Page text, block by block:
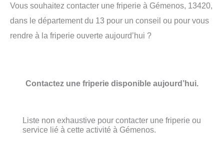
Vous souhaitez contacter une friperie à Gémenos, 13420,
dans le département du 13 pour un conseil ou pour vous
rendre à la friperie ouverte aujourd’hui ?
Contactez une friperie disponible aujourd’hui.
Liste non exhaustive pour contacter une friperie ou
service lié à cette activité à Gémenos.